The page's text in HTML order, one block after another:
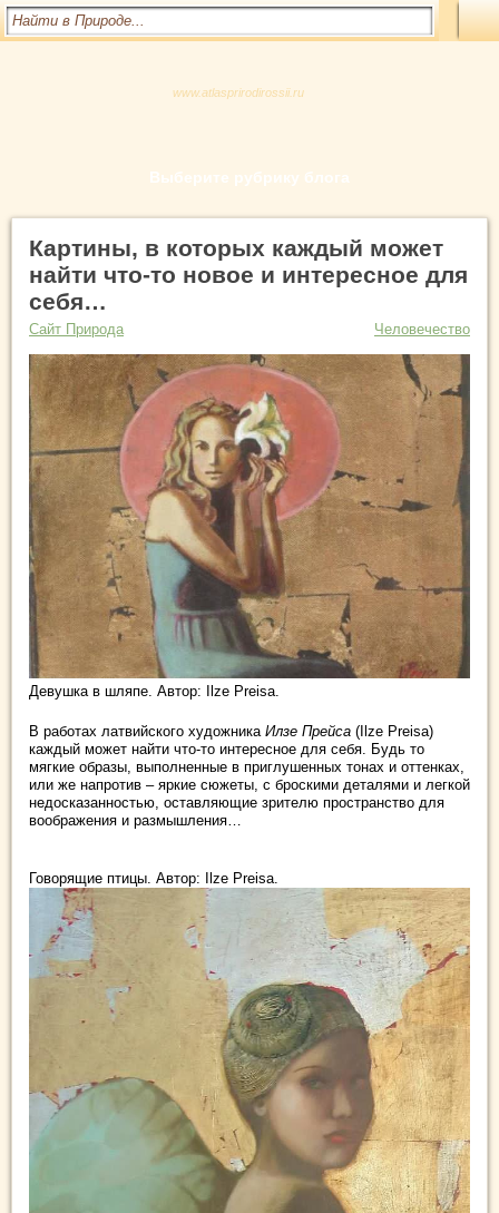
www.atlasprirodirossii.ru
Выберите рубрику блога
Картины, в которых каждый может
найти что-то новое и интересное для
себя…
Сайт Природа Человечество
Девушка в шляпе. Автор: Ilze Preisa.
В работах латвийского художника Илзе Прейса (Ilze Preisa)
каждый может найти что-то интересное для себя. Будь то
мягкие образы, выполненные в приглушенных тонах и оттенках,
или же напротив – яркие сюжеты, с броскими деталями и легкой
недосказанностью, оставляющие зрителю пространство для
воображения и размышления…
Говорящие птицы. Автор: Ilze Preisa.